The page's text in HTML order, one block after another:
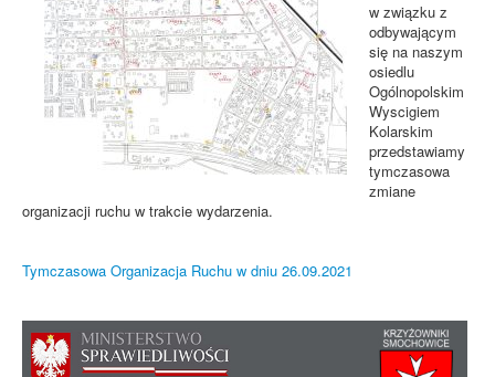
w związku z
odbywającym
się na naszym
osiedlu
Ogólnopolskim
Wyscigiem
Kolarskim
przedstawiamy
tymczasowa
zmiane
organizacji ruchu w trakcie wydarzenia.
Tymczasowa Organizacja Ruchu w dniu 26.09.2021